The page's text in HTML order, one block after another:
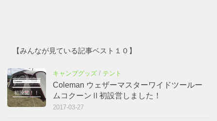
【みんなが見ている記事ベスト１０】
キャンプグッズ / テント
Coleman ウェザーマスターワイドツールー
ムコクーンⅡ初設営しました！
2017-03-27